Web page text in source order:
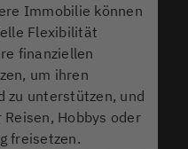
Immobilie können
Flexibilität
finanziellen
um ihren
zu unterstützen, und
Hobbys oder
freisetzen.